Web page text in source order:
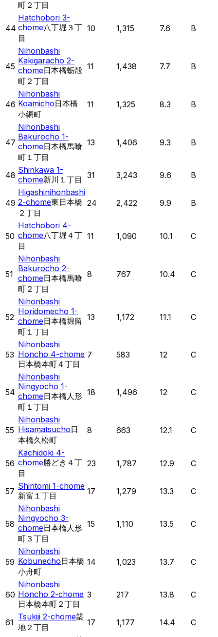
町２丁目
44
Hatchobori 3-
chome八丁堀３丁
目
10 1,315 7.6 B
45
Nihonbashi
Kakigaracho 2-
chome日本橋蛎殻
町２丁目
11 1,438 7.7 B
46
Nihonbashi
Koamicho日本橋
小網町
11 1,325 8.3 B
47
Nihonbashi
Bakurocho 1-
chome日本橋馬喰
町１丁目
13 1,406 9.3 B
48
Shinkawa 1-
chome新川１丁目 31 3,243 9.6 B
49
Higashinihonbashi
2-chome東日本橋
２丁目
24 2,422 9.9 B
50
Hatchobori 4-
chome八丁堀４丁
目
11 1,090 10.1 C
51
Nihonbashi
Bakurocho 2-
chome日本橋馬喰
町２丁目
8 767 10.4 C
52
Nihonbashi
Horidomecho 1-
chome日本橋堀留
町１丁目
13 1,172 11.1 C
53
Nihonbashi
Honcho 4-chome
日本橋本町４丁目
7 583 12 C
54
Nihonbashi
Ningyocho 1-
chome日本橋人形
町１丁目
18 1,496 12 C
55
Nihonbashi
Hisamatsucho日
本橋久松町
8 663 12.1 C
56
Kachidoki 4-
chome勝どき４丁
目
23 1,787 12.9 C
57
Shintomi 1-chome
新富１丁目
17 1,279 13.3 C
58
Nihonbashi
Ningyocho 3-
chome日本橋人形
町３丁目
15 1,110 13.5 C
59
Nihonbashi
Kobunecho日本橋
小舟町
14 1,023 13.7 C
60
Nihonbashi
Honcho 2-chome
日本橋本町２丁目
3 217 13.8 C
61
Tsukiji 2-chome築
地２丁目
17 1,177 14.4 C